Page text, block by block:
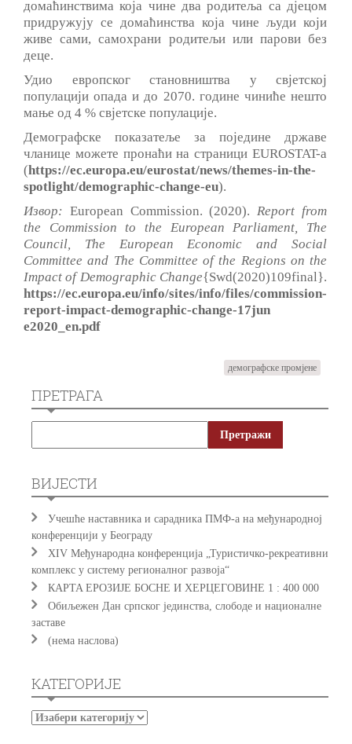
домаћинствима која чине два родитеља са дјецом
придружују се домаћинства која чине људи који
живе сами, самохрани родитељи или парови без
деце.
Удио европског становништва у свјетској
популацији опада и до 2070. године чиниће нешто
мање од 4 % свјетске популације.
Демографске показатеље за поједине државе
чланице можете пронаћи на страници EUROSTAT-а
(https://ec.europa.eu/eurostat/news/themes-in-the-
spotlight/demographic-change-eu).
Извор: European Commission. (2020).Report from
the Commission to the European Parliament, The
Council, The European Economic and Social
Committee and The Committee of the Regions on the
Impact of Demographic Change{Swd(2020)109final}.
https://ec.europa.eu/info/sites/info/files/commission-
report-impact-demographic-change-17jun
e2020_en.pdf
демографске промјене
ПРЕТРАГА
ВИЈЕСТИ
Учешће наставника и сарадника ПМФ-а на међународној
конференцији у Београду
XIV Међународна конференција „Туристичко-рекреативни
комплекс у систему регионалног развоја“
КAРTA EРOЗИJE БOСНE И ХEРЦEГOВИНE 1 : 400 000
Обиљежен Дан српског јединства, слободе и националне
заставе
(нема наслова)
КАТЕГОРИЈЕ